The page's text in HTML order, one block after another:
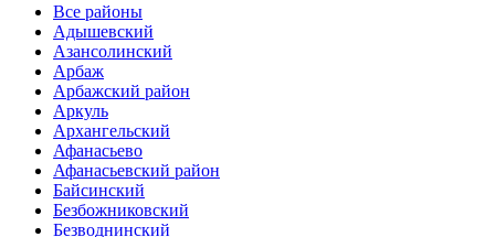
Все районы
Адышевский
Азансолинский
Арбаж
Арбажский район
Аркуль
Архангельский
Афанасьево
Афанасьевский район
Байсинский
Безбожниковский
Безводнинский